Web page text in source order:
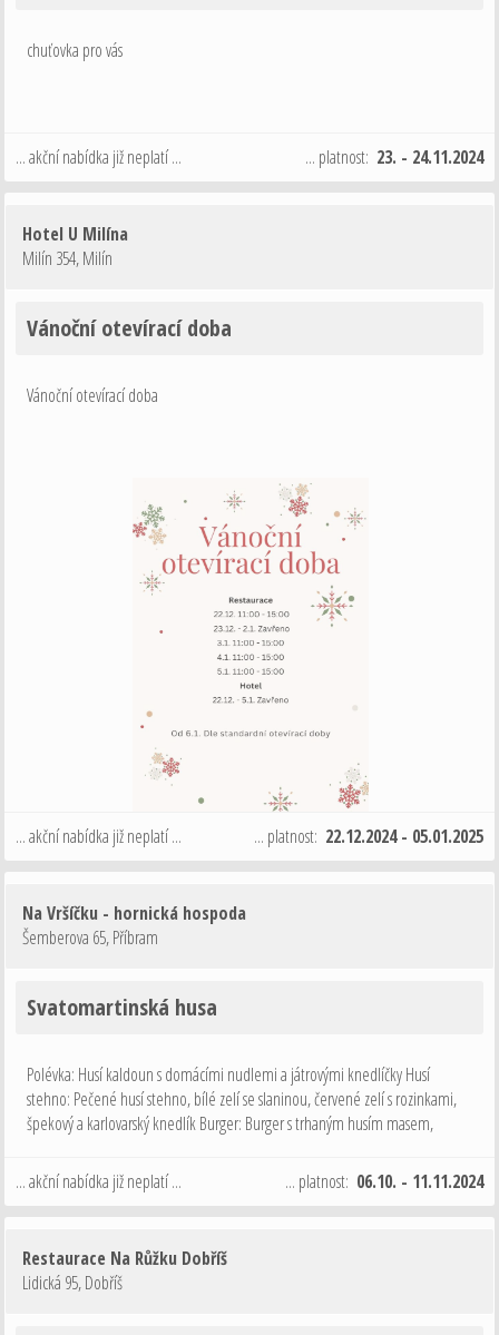
chuťovka pro vás
... akční nabídka již neplatí ... ... platnost: 23. - 24.11.2024
Hotel U Milína
Milín 354,Milín
Vánoční otevírací doba
Vánoční otevírací doba
... akční nabídka již neplatí ... ... platnost: 22.12.2024 - 05.01.2025
Na Vršíčku - hornická hospoda
Šemberova 65,Příbram
Svatomartinská husa
Polévka: Husí kaldoun s domácími nudlemi a játrovými knedlíčky Husí
stehno: Pečené husí stehno, bílé zelí se slaninou, červené zelí s rozinkami,
špekový a karlovarský knedlík Burger: Burger s trhaným husím masem,
... akční nabídka již neplatí ...
... platnost: 06.10. - 11.11.2024
Restaurace Na Růžku Dobříš
Lidická 95,Dobříš